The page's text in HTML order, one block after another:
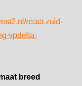
react-zuid-
vpdelta-
breed